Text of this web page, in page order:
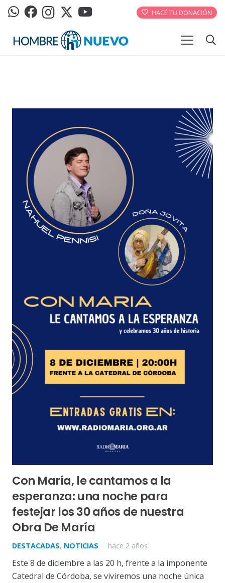
HACÉ TU DONACIÓN
Con María, le cantamos a la
esperanza: una noche para
festejar los 30 años de nuestra
Obra De María
DESTACADAS, NOTICIAS hace 2 años
Este 8 de diciembre a las 20 h, frente a la imponente
Catedral de Córdoba, se viviremos una noche única